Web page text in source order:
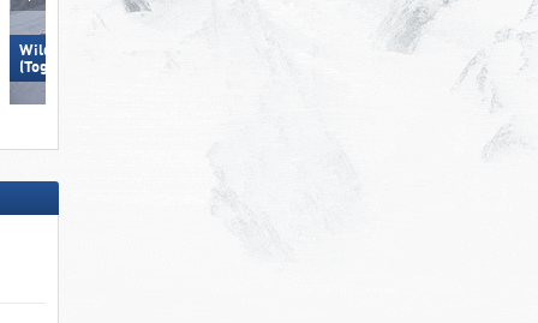
Wildhaus – Gamserrugg
(Toggenburg)